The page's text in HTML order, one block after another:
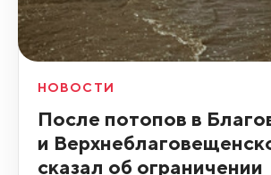
НОВОСТИ
После потопов в
и
сказал об ограничении